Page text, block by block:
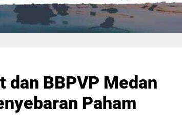
dan BBPVP Medan
Paham